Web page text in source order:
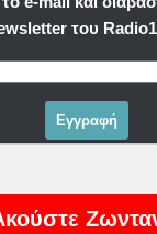
του